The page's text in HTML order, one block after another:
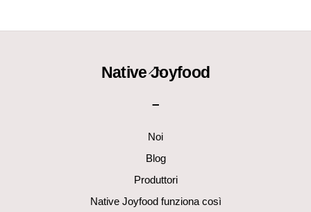
Back
Native Joyfood
–
Noi
Blog
Produttori
Native Joyfood funziona così